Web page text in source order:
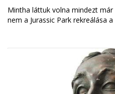
Mintha láttuk volna mindezt
nem a Jurassic Park rekreálása a